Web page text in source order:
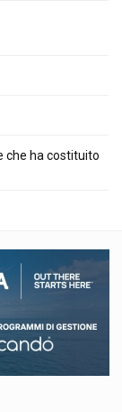
che ha costituito